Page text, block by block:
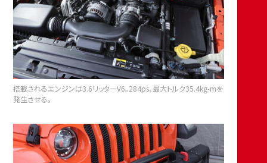
搭載されるエンジンは3.6リッターV6。284ps、最大トルク35.4kg-mを
発生させる。